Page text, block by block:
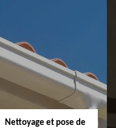
Etanchéité de
faitage et faitière
31
Nettoyage et pose de